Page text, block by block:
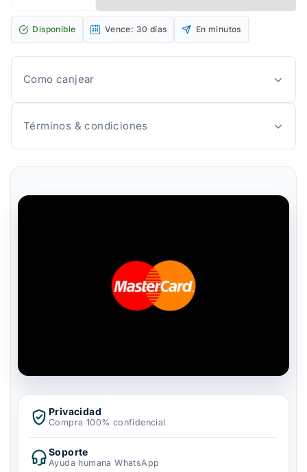
Privacidad
Compra 100% confidencial
Soporte
Ayuda humana WhatsApp
Disponible Vence: 30 días En minutos
Como canjear
Términos & condiciones